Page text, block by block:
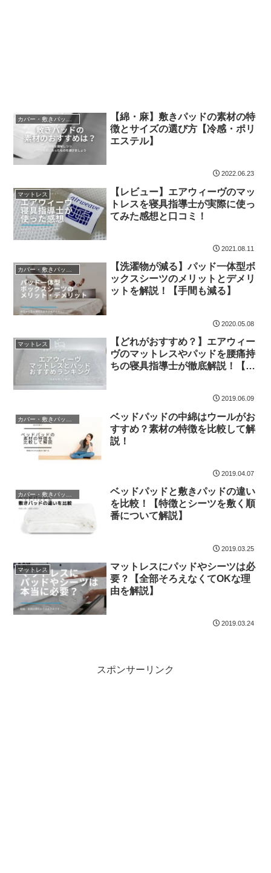
カバー・敷きパッド・ベッドパッド
【綿・麻】敷きパッドの素材の特
徴とサイズの選び方【冷感・ポリ
エステル】
2022.06.23
マットレス
【レビュー】エアウィーヴのマッ
トレスを寝具指導士が実際に使っ
てみた感想と口コミ！
2021.08.11
【洗濯物が減る】パッド一体型ボ
ックスシーツのメリットとデメリ
ットを解説！【手間も減る】
2020.05.08
マットレス
【どれがおすすめ？】エアウィー
ヴのマットレスやパッドを腰痛持
ちの寝具指導士が徹底解説！【ラ
2019.06.09
ベッドパッドの中綿はウールがお
すすめ？素材の特徴を比較して解
説！
2019.04.07
ベッドパッドと敷きパッドの違い
を比較！【特徴とシーツを敷く順
番について解説】
2019.03.25
マットレス
マットレスにパッドやシーツは必
要？【全部そろえなくてOKな理
由を解説】
2019.03.24
スポンサーリンク